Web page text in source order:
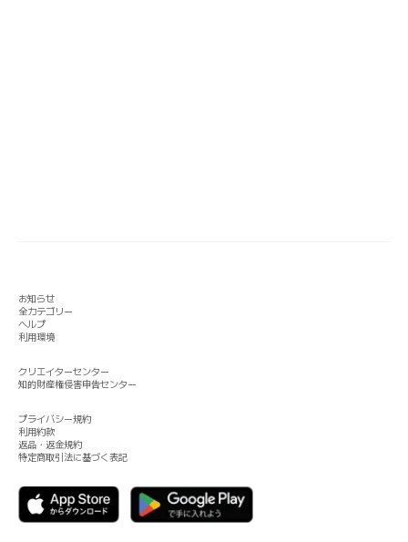
お知らせ
全カテゴリー
ヘルプ
利用環境
クリエイターセンター
知的財産権侵害申告センター
プライバシー規約
利用約款
返品・返金規約
特定商取引法に基づく表記